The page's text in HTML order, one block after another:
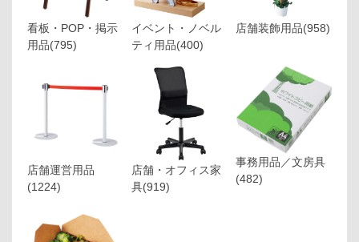
看板・POP・掲示
用品(795)
イベント・ノベル
ティ用品(400)
店舗装飾用品(958)
店舗運営用品
(1224)
店舗・オフィス家
具(919)
事務用品／文房具
(482)